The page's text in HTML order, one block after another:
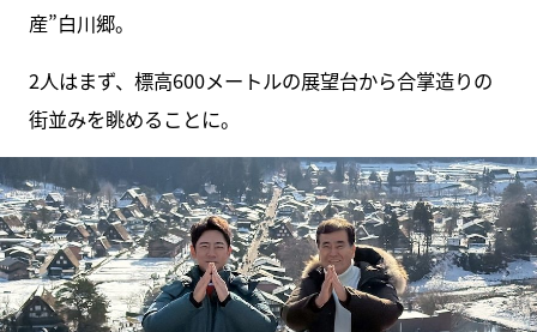
産”白川郷。
2人はまず、標高600メートルの展望台から合掌造りの
街並みを眺めることに。